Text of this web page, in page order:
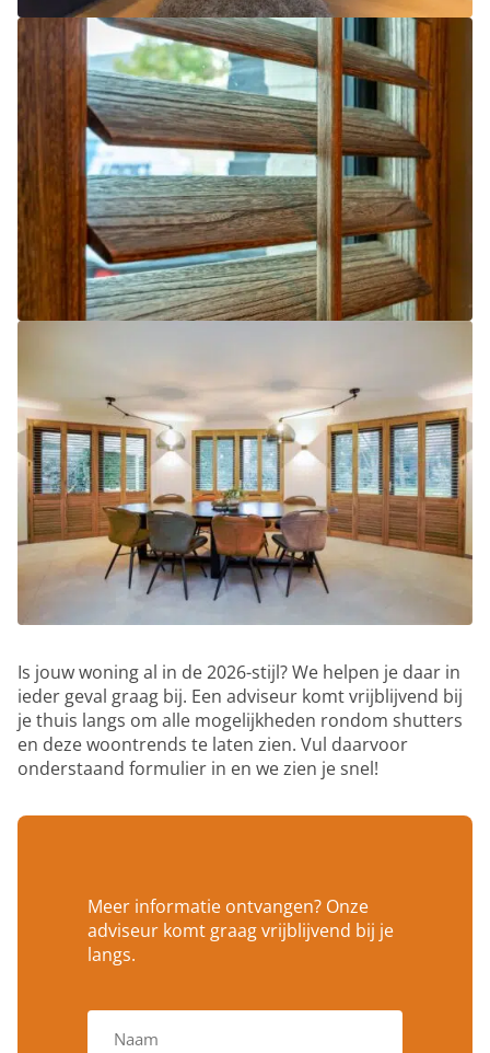
Is jouw woning al in de 2026-stijl? We helpen je daar in
ieder geval graag bij. Een adviseur komt vrijblijvend bij
je thuis langs om alle mogelijkheden rondom shutters
en deze woontrends te laten zien. Vul daarvoor
onderstaand formulier in en we zien je snel!
Meer informatie ontvangen? Onze
adviseur komt graag vrijblijvend bij je
langs.
V